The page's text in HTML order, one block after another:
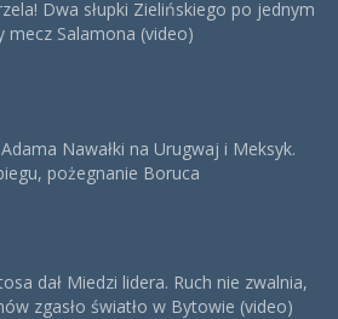
Dwa słupki Zielińskiego po jednym
mecz Salamona (video)
Nawałki na Urugwaj i Meksyk.
pożegnanie Boruca
dał Miedzi lidera. Ruch nie zwalnia,
zgasło światło w Bytowie (video)